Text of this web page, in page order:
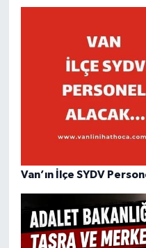
Van’ın İlçe SYDV